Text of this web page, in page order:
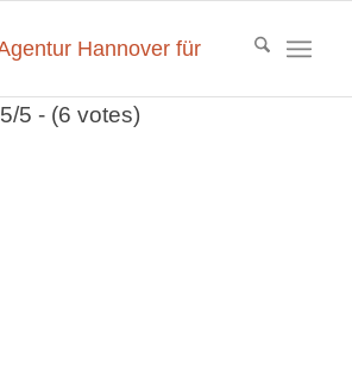
5/5 - (6 votes)